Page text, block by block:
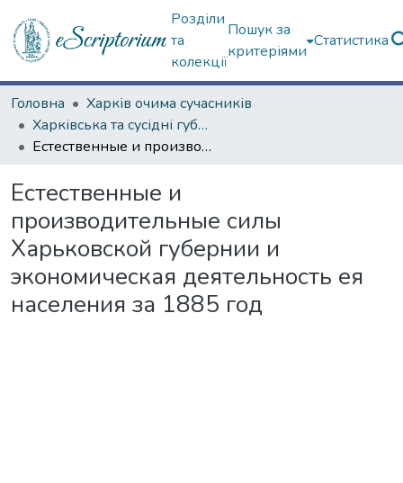
Розділи
та
колекції
Пошук за
критеріями
Статистика
Головна
Харків очима сучасників
Харківська та сусідні губернії
Естественные и производительные силы Харьковской губернии и экономическая деятельность ея населения за 1885 год
Естественные и
производительные силы
Харьковской губернии и
экономическая деятельность ея
населения за 1885 год